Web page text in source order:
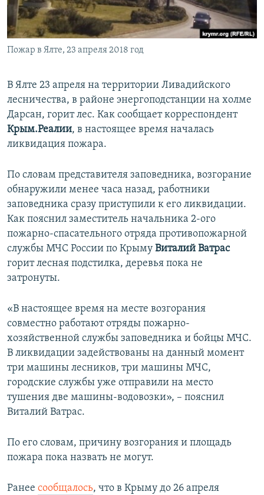
ПОБЕДИТЕЛЕЙ НЕ СУДЯТ?
КРЫМ.НЕПОКОРЕННЫЙ
ELIFBE
ПРИСОЕДИНЯЙТЕСЬ!
Все сайты RFE/RL
Пожар в Ялте, 23 апреля 2018 год
В Ялте 23 апреля на территории Ливадийского
лесничества, в районе энергоподстанции на холме
Дарсан, горит лес. Как сообщает корреспондент
Крым.Реалии, в настоящее время началась
ликвидация пожара.
По словам представителя заповедника, возгорание
обнаружили менее часа назад, работники
заповедника сразу приступили к его ликвидации.
Как пояснил заместитель начальника 2-ого
пожарно-спасательного отряда противопожарной
службы МЧС России по Крыму Виталий Ватрас
горит лесная подстилка, деревья пока не
затронуты.
«В настоящее время на месте возгорания
совместно работают отряды пожарно-
хозяйственной службы заповедника и бойцы МЧС.
В ликвидации задействованы на данный момент
три машины лесников, три машины МЧС,
городские службы уже отправили на место
тушения две машины-водовозки», – пояснил
Виталий Ватрас.
По его словам, причину возгорания и площадь
пожара пока назвать не могут.
Ранее сообщалось, что в Крыму до 26 апреля